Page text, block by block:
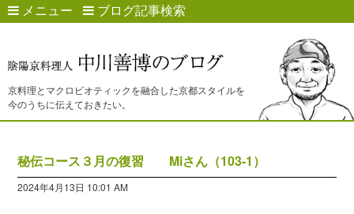
メニュー ブログ記事検索
京料理とマクロビオティックを融合した京都スタイルを
今のうちに伝えておきたい。
秘伝コース３月の復習 Miさん（103-1）
2024年4月13日 10:01 AM